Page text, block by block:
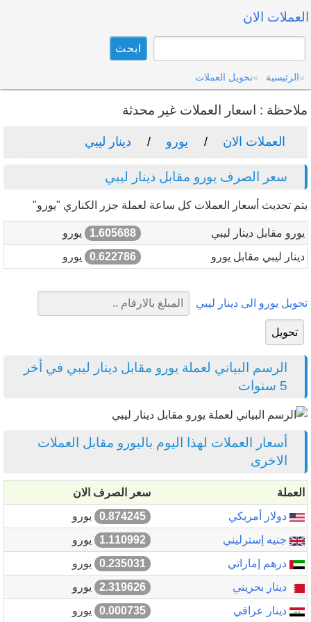
العملات الان
الرئيسية تحويل العملات
ملاحظة : اسعار العملات غير محدثة
العملات الان يورو دينار ليبي
سعر الصرف يورو مقابل دينار ليبي
يتم تحديث أسعار العملات كل ساعة لعملة جزر الكناري "يورو"
يورو مقابل دينار ليبي 1.605688
يورو
دينار ليبي مقابل يورو
0.622786 يورو
تحويل يورو الى دينار ليبي
الرسم البياني لعملة يورو مقابل دينار ليبي في أخر
5 سنوات
أسعار العملات لهذا اليوم باليورو مقابل العملات
الاخرى
العملة
سعر الصرف الان
دولار أمريكي
0.874245
يورو
جنيه إسترليني
1.110992
يورو
درهم إماراتي
0.235031
يورو
دينار بحريني
2.319626
يورو
دينار عراقي
0.000735 يورو